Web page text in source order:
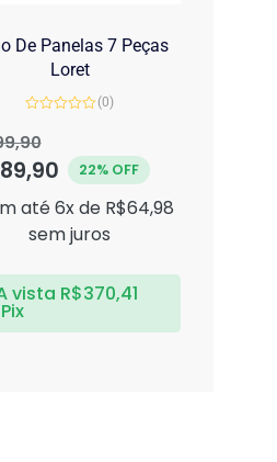
De Panelas 7 Peças
Loret
0
de
(0)
22% OFF
até 6x de R$64,98
sem juros
vista R$370,41